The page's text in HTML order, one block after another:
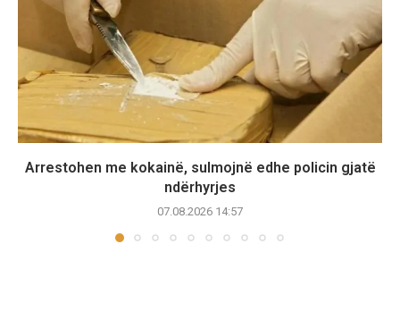
Arrestohen me kokainë, sulmojnë edhe policin gjatë
ndërhyrjes
07.08.2026 14:57